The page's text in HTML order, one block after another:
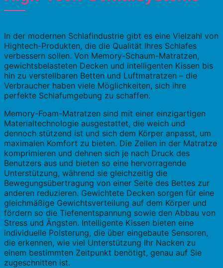
In der modernen Schlafindustrie gibt es eine Vielzahl von
Hightech-Produkten, die die Qualität Ihres Schlafes
verbessern sollen. Von Memory-Schaum-Matratzen,
gewichtsbelasteten Decken und intelligenten Kissen bis
hin zu verstellbaren Betten und Luftmatratzen – die
Verbraucher haben viele Möglichkeiten, sich ihre
perfekte Schlafumgebung zu schaffen.
Memory-Foam-Matratzen sind mit einer einzigartigen
Materialtechnologie ausgestattet, die weich und
dennoch stützend ist und sich dem Körper anpasst, um
maximalen Komfort zu bieten. Die Zellen in der Matratze
komprimieren und dehnen sich je nach Druck des
Benutzers aus und bieten so eine hervorragende
Unterstützung, während sie gleichzeitig die
Bewegungsübertragung von einer Seite des Bettes zur
anderen reduzieren. Gewichtete Decken sorgen für eine
gleichmäßige Gewichtsverteilung auf dem Körper und
fördern so die Tiefenentspannung sowie den Abbau von
Stress und Ängsten. Intelligente Kissen bieten eine
individuelle Polsterung, die über eingebaute Sensoren,
die erkennen, wie viel Unterstützung Ihr Nacken zu
einem bestimmten Zeitpunkt benötigt, genau auf Sie
zugeschnitten ist.